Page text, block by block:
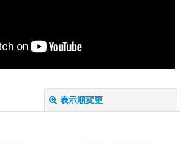
表示順変更